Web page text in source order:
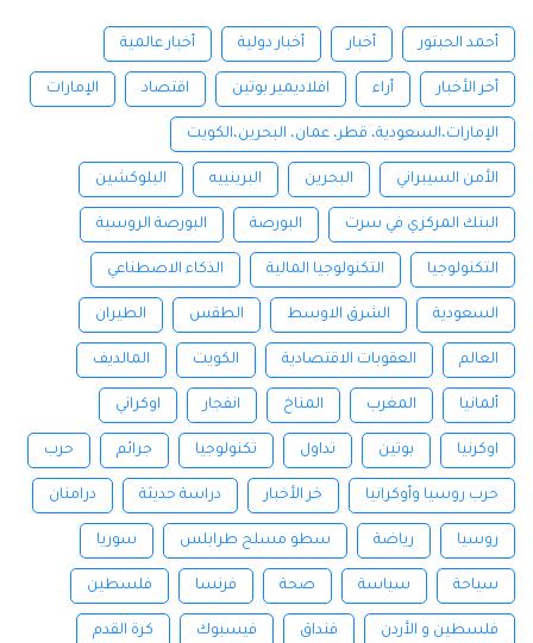
أحمد الحبتور أخبار أخبار دولية أخبار عالمية
أخر الأخبار أراء افلاديمير بوتين اقتصاد الإمارات
الإمارات،السعودية، قطر، عمان، البحرين،الكويت
الأمن السيبراني البحرين البرينييه البلوكشين
البنك المركزي في سرت البورصة البورصة الروسية
التكنولوجيا التكنولوجيا المالية الذكاء الاصطناعي
السعودية الشرق الاوسط الطقس الطيران
العالم العقوبات الاقتصادية الكويت المالديف
ألمانيا المغرب المناخ انفجار اوكراني
اوكرنيا بوتين تداول تكنولوجيا جرائم حرب
حرب روسيا وأوكرانيا خر الأخبار دراسة حديثة درامنان
روسيا رياضة سطو مسلح طرابلس سوريا
سياحة سياسة صحة فرنسا فلسطين
فلسطين و الأردن فنداق فيسبوك كرة القدم